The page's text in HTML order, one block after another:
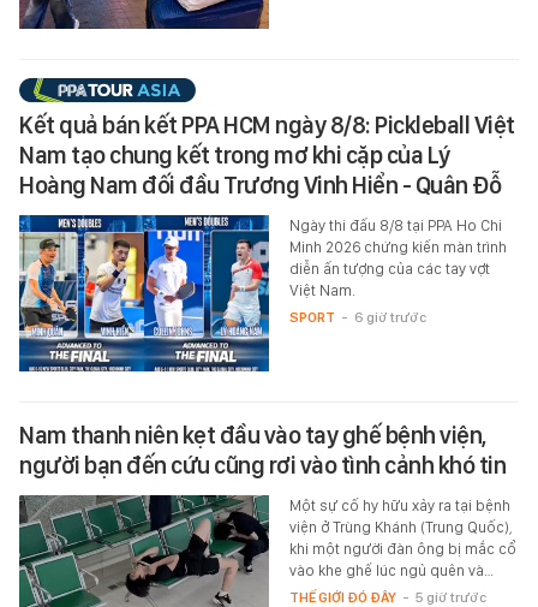
Kết quả bán kết PPA HCM ngày 8/8: Pickleball Việt
Nam tạo chung kết trong mơ khi cặp của Lý
Hoàng Nam đối đầu Trương Vinh Hiển - Quân Đỗ
Ngày thi đấu 8/8 tại PPA Ho Chi
Minh 2026 chứng kiến màn trình
diễn ấn tượng của các tay vợt
Việt Nam.
SPORT - 6 giờ trước
Nam thanh niên kẹt đầu vào tay ghế bệnh viện,
người bạn đến cứu cũng rơi vào tình cảnh khó tin
Một sự cố hy hữu xảy ra tại bệnh
viện ở Trùng Khánh (Trung Quốc),
khi một người đàn ông bị mắc cổ
vào khe ghế lúc ngủ quên và…
THẾ GIỚI ĐÓ ĐÂY - 5 giờ trước